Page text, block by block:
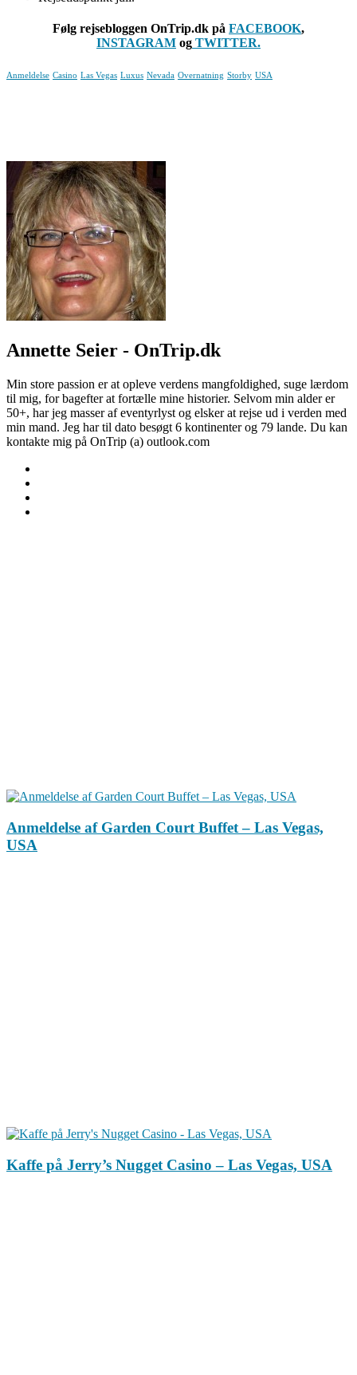
Følg rejsebloggen OnTrip.dk på FACEBOOK,
INSTAGRAM og TWITTER.
Anmeldelse Casino Las Vegas Luxus Nevada Overnatning Storby USA
Annette Seier - OnTrip.dk
Min store passion er at opleve verdens mangfoldighed, suge lærdom
til mig, for bagefter at fortælle mine historier. Selvom min alder er
50+, har jeg masser af eventyrlyst og elsker at rejse ud i verden med
min mand. Jeg har til dato besøgt 6 kontinenter og 79 lande. Du kan
kontakte mig på OnTrip (a) outlook.com
Anmeldelse af Garden Court Buffet – Las Vegas,
USA
Kaffe på Jerry’s Nugget Casino – Las Vegas, USA